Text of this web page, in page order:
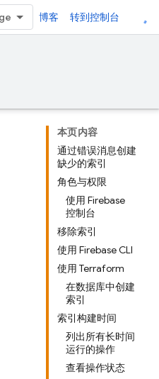
博客 转到控制台
本页内容
通过错误消息创建
缺少的索引
角色与权限
使用 Firebase
控制台
移除索引
使用 Firebase CLI
使用 Terraform
在数据库中创建
索引
索引构建时间
列出所有长时间
运行的操作
查看操作状态